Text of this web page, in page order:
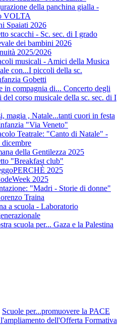
della panchina gialla -
VOLTA
Spaiati 2026
scacchi - Sc. sec. di I grado
dei bambini 2026
2025/2026
musicali - Amici della Musica
con...I piccoli della sc.
Gobetti
in compagnia di... Concerto degli
del corso musicale della sc. sec. di I
magia , Natale...tanti cuori in festa
"Via Veneto"
Teatrale: "Canto di Natale" -
dicembre
della Gentilezza 2025
"Breakfast club"
2025
2025
"Madri - Storie di donne"
Traina
a scuola - Laboratorio
scuola per... Gaza e la Palestina
Scuole per...promuovere la PACE
dell'Offerta Formativa